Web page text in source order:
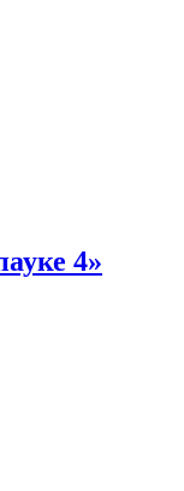
4»